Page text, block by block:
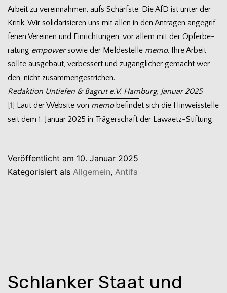
Arbeit zu ver­ein­nah­men, aufs Schärfste. Die AfD ist unter der
Kri­tik. Wir soli­da­ri­sie­ren uns mit allen in den Anträ­gen ange­grif­
fe­nen Ver­ei­nen und Ein­rich­tun­gen, vor allem mit der Opfer­be­
ra­tung empowersowie der Mel­de­stelle memo. Ihre Arbeit
sollte aus­ge­baut, ver­bes­sert und zugäng­li­cher gemacht wer­
den, nicht zusammengestrichen.
Redak­tion Untie­fen & Bag­rut e.V. Ham­burg, Januar 2025
[1] Laut der Web­site von memobefin­det sich die Hin­weis­stelle
seit dem 1. Januar 2025 in Trä­ger­schaft der Lawaetz-Stiftung.
Veröffentlicht am 10. Januar 2025
Kategorisiert als Allgemein, Antifa
Schlanker Staat und